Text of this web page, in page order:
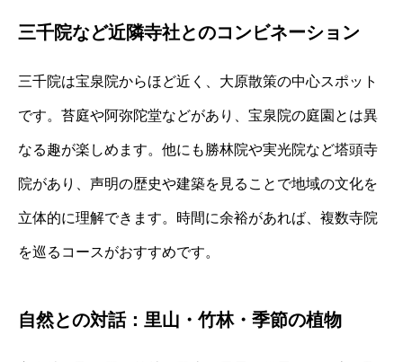
三千院など近隣寺社とのコンビネーション
三千院は宝泉院からほど近く、大原散策の中心スポット
です。苔庭や阿弥陀堂などがあり、宝泉院の庭園とは異
なる趣が楽しめます。他にも勝林院や実光院など塔頭寺
院があり、声明の歴史や建築を見ることで地域の文化を
立体的に理解できます。時間に余裕があれば、複数寺院
を巡るコースがおすすめです。
自然との対話：里山・竹林・季節の植物